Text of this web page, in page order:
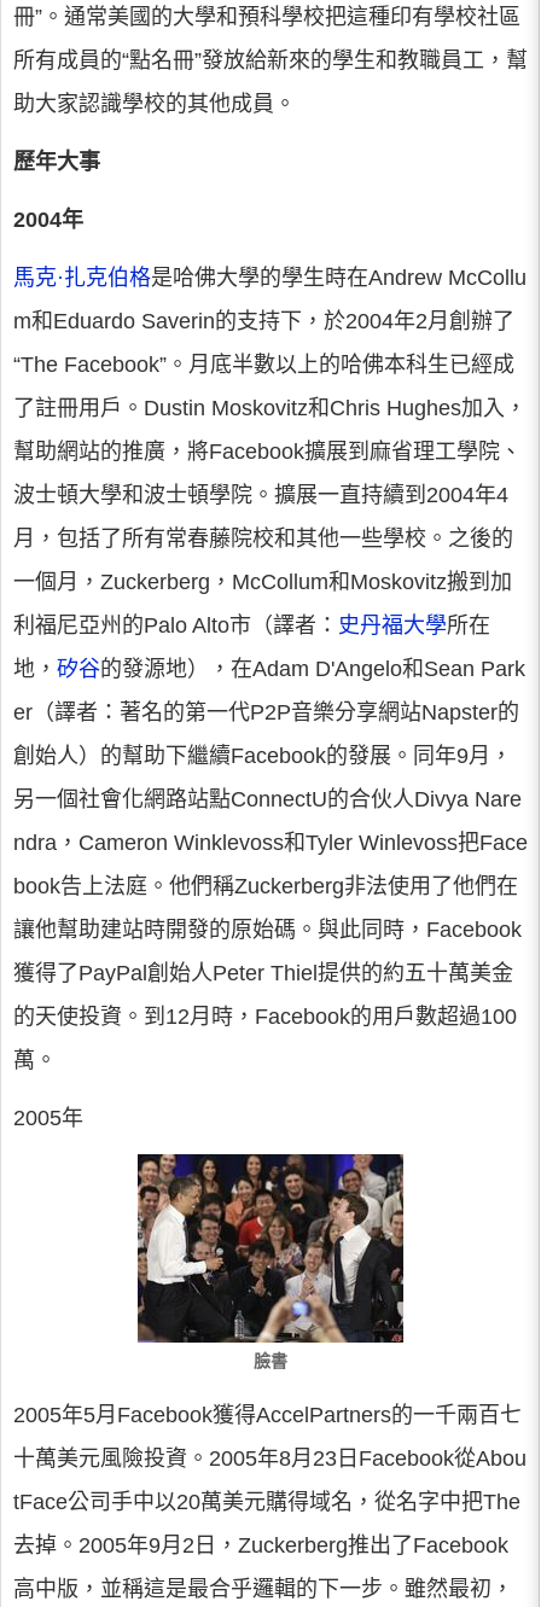
冊”。通常美國的大學和預科學校把這種印有學校社區
所有成員的“點名冊”發放給新來的學生和教職員工，幫
助大家認識學校的其他成員。
歷年大事
2004年
馬克·扎克伯格是哈佛大學的學生時在Andrew McCollu
m和Eduardo Saverin的支持下，於2004年2月創辦了
“The Facebook”。月底半數以上的哈佛本科生已經成
了註冊用戶。Dustin Moskovitz和Chris Hughes加入，
幫助網站的推廣，將Facebook擴展到麻省理工學院、
波士頓大學和波士頓學院。擴展一直持續到2004年4
月，包括了所有常春藤院校和其他一些學校。之後的
一個月，Zuckerberg，McCollum和Moskovitz搬到加
利福尼亞州的Palo Alto市（譯者： 史丹福大學所在
地， 矽谷的發源地），在Adam D'Angelo和Sean Park
er（譯者：著名的第一代P2P音樂分享網站Napster的
創始人）的幫助下繼續Facebook的發展。同年9月，
另一個社會化網路站點ConnectU的合伙人Divya Nare
ndra，Cameron Winklevoss和Tyler Winlevoss把Face
book告上法庭。他們稱Zuckerberg非法使用了他們在
讓他幫助建站時開發的原始碼。與此同時，Facebook
獲得了PayPal創始人Peter Thiel提供的約五十萬美金
的天使投資。到12月時，Facebook的用戶數超過100
萬。
2005年
臉書
2005年5月Facebook獲得AccelPartners的一千兩百七
十萬美元風險投資。2005年8月23日Facebook從Abou
tFace公司手中以20萬美元購得域名，從名字中把The
去掉。2005年9月2日，Zuckerberg推出了Facebook
高中版，並稱這是最合乎邏輯的下一步。雖然最初，